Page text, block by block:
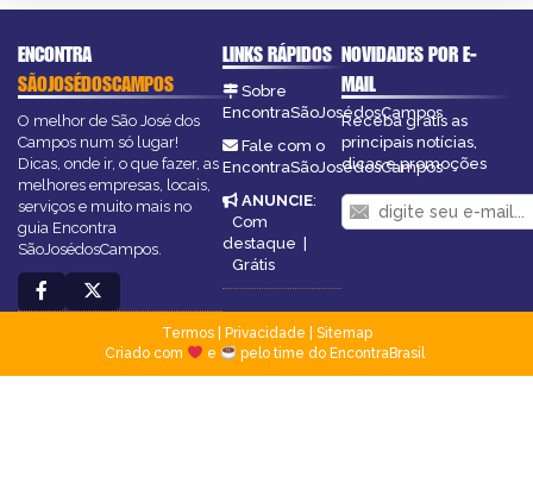
ENCONTRA
SÃOJOSÉDOSCAMPOS
O melhor de São José dos
Campos num só lugar!
Dicas, onde ir, o que fazer, as
melhores empresas, locais,
serviços e muito mais no
guia Encontra
SãoJosédosCampos.
LINKS RÁPIDOS
Sobre
EncontraSãoJosédosCampos
Fale com o
EncontraSãoJosédosCampos
ANUNCIE:
Com
destaque |
Grátis
NOVIDADES POR E-
MAIL
Receba grátis as
principais notícias,
dicas e promoções
Termos| Privacidade
Sitemap
Criado com
e pelo time do EncontraBrasil